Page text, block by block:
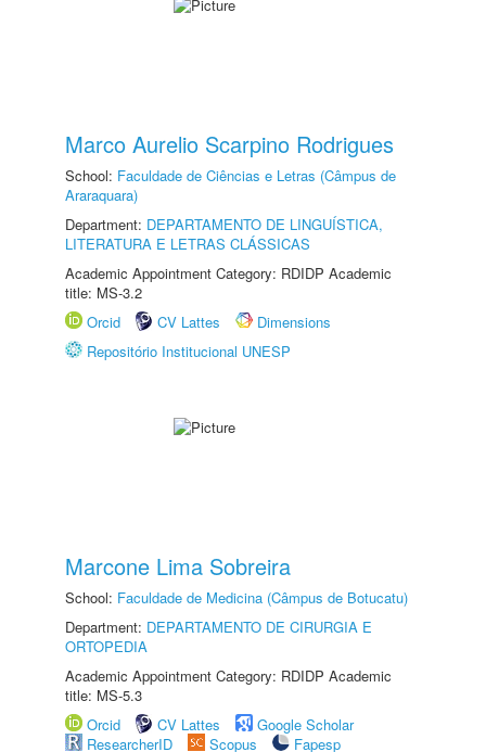
Marco Aurelio Scarpino Rodrigues
School: Faculdade de Ciências e Letras (Câmpus de
Araraquara)
Department: DEPARTAMENTO DE LINGUÍSTICA,
LITERATURA E LETRAS CLÁSSICAS
Academic Appointment Category: RDIDP Academic
title: MS-3.2
Orcid
CV Lattes
Dimensions
Repositório Institucional UNESP
Marcone Lima Sobreira
School: Faculdade de Medicina (Câmpus de Botucatu)
Department: DEPARTAMENTO DE CIRURGIA E
ORTOPEDIA
Academic Appointment Category: RDIDP Academic
title: MS-5.3
Orcid
CV Lattes
Google Scholar
ResearcherID
Scopus
Fapesp